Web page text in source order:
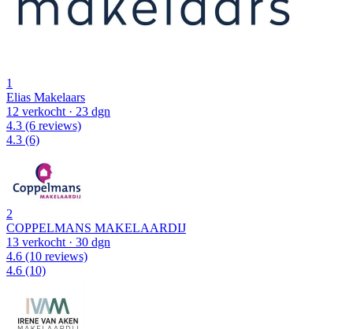
1
Elias Makelaars
12 verkocht · 23 dgn
4.3 (6 reviews)
4.3 (6)
2
COPPELMANS MAKELAARDIJ
13 verkocht · 30 dgn
4.6 (10 reviews)
4.6 (10)